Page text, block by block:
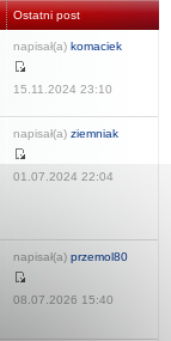
Ostatni post
napisał(a) komaciek
15.11.2024 23:10
napisał(a) ziemniak
01.07.2024 22:04
napisał(a) przemol80
08.07.2026 15:40